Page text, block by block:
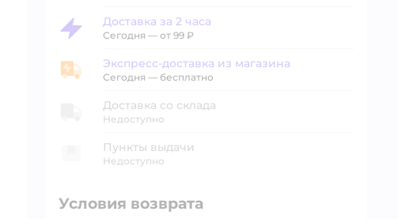
Доставка за 2 часа
Доставка за 2 часа
Сегодня — от 99 ₽
Экспресс-доставка из магазина
Экспресс-доставка из магазина
Сегодня — бесплатно
Доставка со склада
Недоступно
Пункты выдачи
Недоступно
Условия возврата